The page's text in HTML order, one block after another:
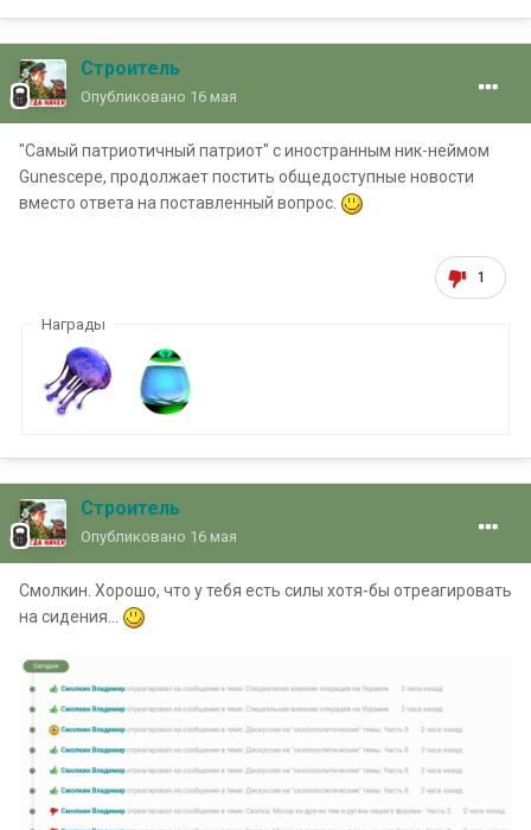
Строитель
Опубликовано 16 мая
"Самый патриотичный патриот" с иностранным ник-неймом
Gunescepe, продолжает постить общедоступные новости
вместо ответа на поставленный вопрос.
1
Награды
Строитель
Опубликовано 16 мая
Смолкин. Хорошо, что у тебя есть силы хотя-бы отреагировать
на сидения...